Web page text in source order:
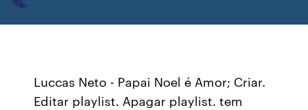
Luccas Neto - Papai Noel é Amor; Criar.
Editar playlist. Apagar playlist. tem